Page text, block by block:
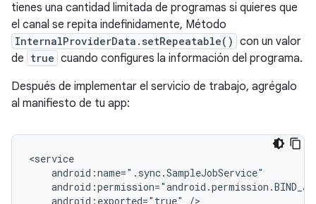
tienes una cantidad limitada de programas si quieres que
el canal se repita indefinidamente, Método
InternalProviderData.setRepeatable() con un valor
de true cuando configures la información del programa.
Después de implementar el servicio de trabajo, agrégalo
al manifiesto de tu app:
android:exported="true" />